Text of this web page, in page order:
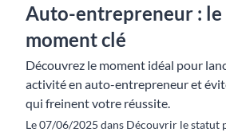
Auto-entrepreneur : le
moment clé
Découvrez le moment idéal pour
activité en auto-entrepreneur et
qui freinent votre réussite.
Le 07/06/2025 dans Découvrir le statut